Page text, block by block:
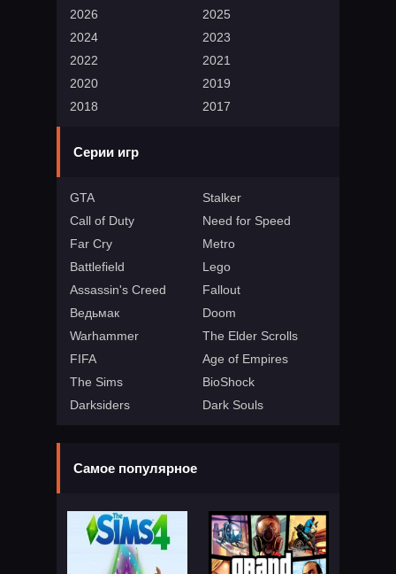
2026
2025
2024
2023
2022
2021
2020
2019
2018
2017
Серии игр
GTA
Stalker
Call of Duty
Need for Speed
Far Cry
Metro
Battlefield
Lego
Assassin's Creed
Fallout
Ведьмак
Doom
Warhammer
The Elder Scrolls
FIFA
Age of Empires
The Sims
BioShock
Darksiders
Dark Souls
Самое популярное